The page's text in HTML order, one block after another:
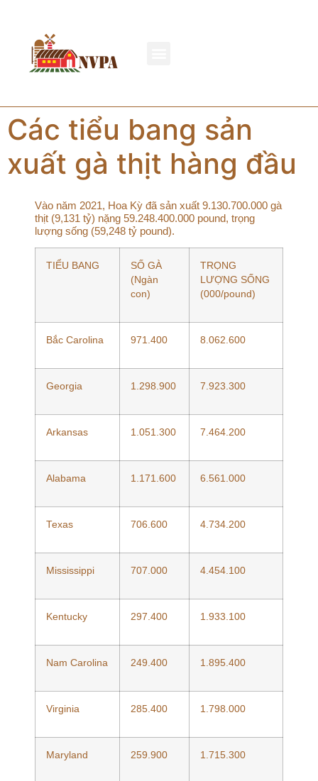
Các tiểu bang sản
xuất gà thịt hàng đầu
Vào năm 2021, Hoa Kỳ đã sản xuất 9.130.700.000 gà
thịt (9,131 tỷ) nặng 59.248.400.000 pound, trọng
lượng sống (59,248 tỷ pound).
TIỂU BANG
SỐ GÀ
(Ngàn
con)
TRỌNG
LƯỢNG SỐNG
(000/pound)
Bắc Carolina 971.400 8.062.600
Georgia 1.298.900 7.923.300
Arkansas 1.051.300 7.464.200
Alabama 1.171.600 6.561.000
Texas 706.600 4.734.200
Mississippi 707.000 4.454.100
Kentucky 297.400 1.933.100
Nam Carolina 249.400 1.895.400
Virginia 285.400 1.798.000
Maryland 259.900 1.715.300